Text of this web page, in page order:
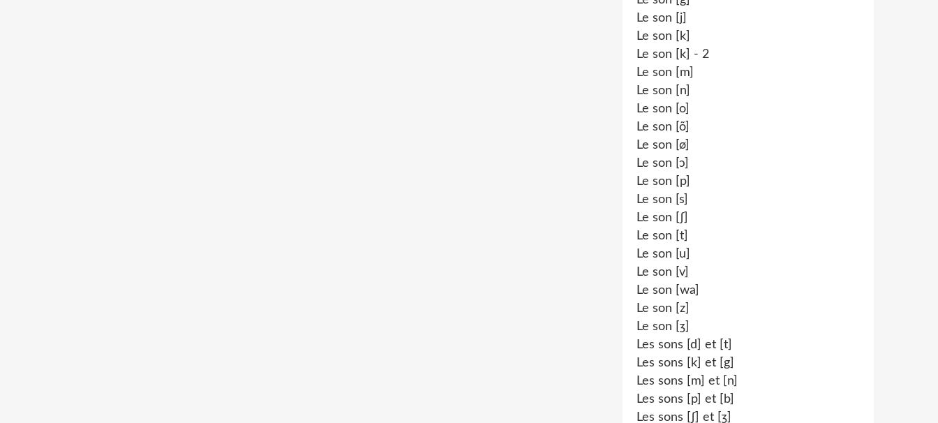
Le son [j]
Le son [k]
Le son [k] - 2
Le son [m]
Le son [n]
Le son [o]
Le son [õ]
Le son [ø]
Le son [ɔ]
Le son [p]
Le son [s]
Le son [ʃ]
Le son [t]
Le son [u]
Le son [v]
Le son [wa]
Le son [z]
Le son [ʒ]
Les sons [d] et [t]
Les sons [k] et [g]
Les sons [m] et [n]
Les sons [p] et [b]
Les sons [ʃ] et [ʒ]